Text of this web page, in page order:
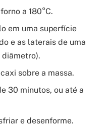
a 180°C.
em uma superfície
e as laterais de uma
sobre a massa.
30 minutos, ou até a
e desenforme.